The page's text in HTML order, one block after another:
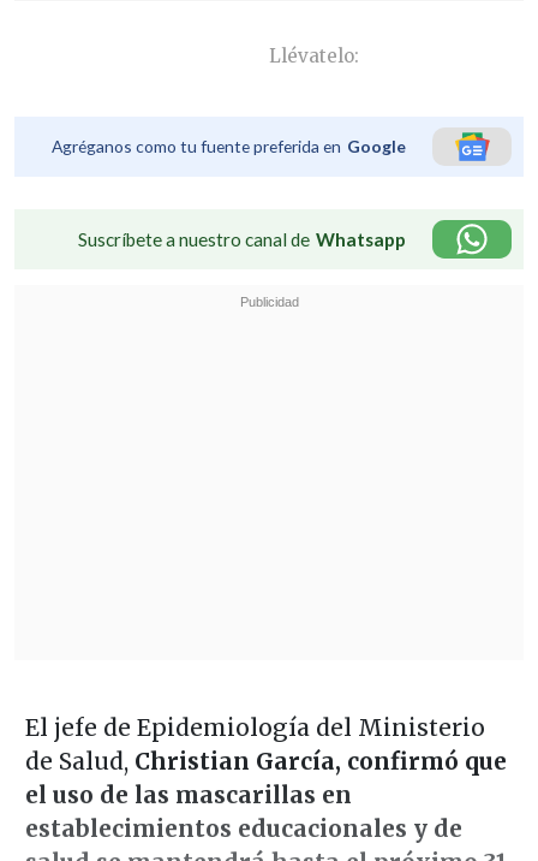
Llévatelo:
Agréganos como tu fuente preferida en Google
Suscríbete a nuestro canal de Whatsapp
El jefe de Epidemiología del Ministerio
de Salud, Christian García, confirmó que
el uso de las mascarillas en
establecimientos educacionales y de